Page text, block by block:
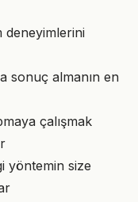
deneyimlerini
sonuç almanın en
çalışmak
yöntemin size